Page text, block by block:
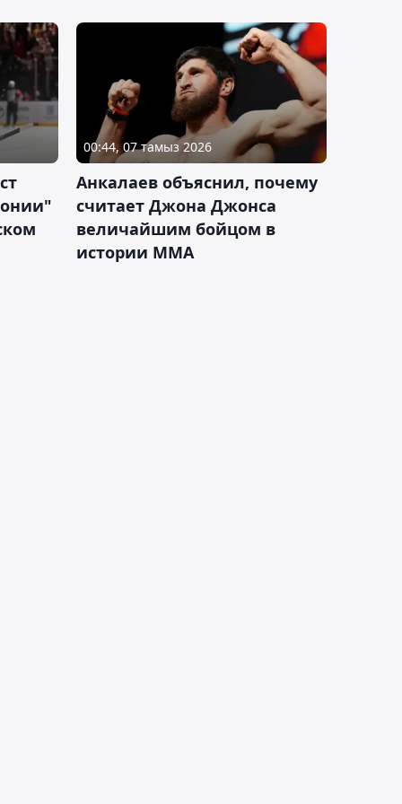
00:44, 07 тамыз 2026
Анкалаев объяснил, почему
считает Джона Джонса
величайшим бойцом в
истории ММА